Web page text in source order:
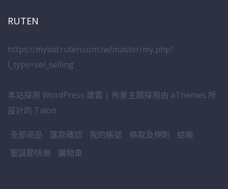
RUTEN
https://mybid.ruten.com.tw/master/my.php?
l_type=sel_selling
本站採用 WordPress 建置 | 佈景主題採用由 aThemes 所
設計的 Talon
全部商品 匯款確認 我的帳號 條款及規則
結帳
聖誕節快樂
購物車